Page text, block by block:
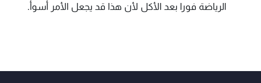
الرياضة فورا بعد الأكل لأن هذا قد يجعل الأمر أسوأ.